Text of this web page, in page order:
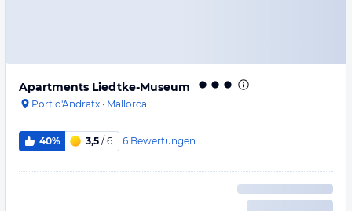
Apartments Liedtke-Museum
Port d'Andratx · Mallorca
40% 3,5 / 6 6 Bewertungen